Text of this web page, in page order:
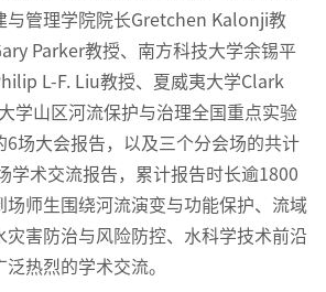
与管理学院院长Gretchen Kalonji教
Parker教授、南方科技大学余锡平
L-F. Liu教授、夏威夷大学Clark
学山区河流保护与治理全国重点实验
6场大会报告，以及三个分会场的共计
学术交流报告，累计报告时长逾1800
场师生围绕河流演变与功能保护、流域
灾害防治与风险防控、水科学技术前沿
热烈的学术交流。